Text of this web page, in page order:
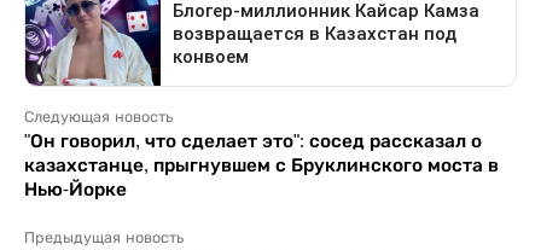
Следующая новость
"Он говорил, что сделает это": сосед рассказал о
казахстанце, прыгнувшем с Бруклинского моста в
Нью-Йорке
Предыдущая новость